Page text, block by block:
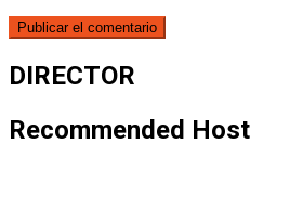
DIRECTOR
Recommended Host